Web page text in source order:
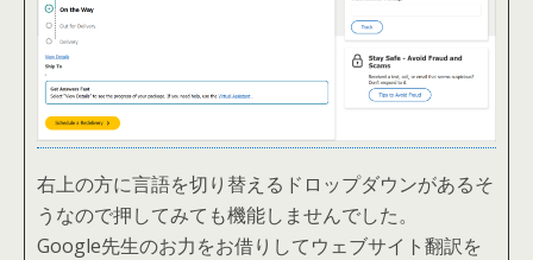
右上の方に言語を切り替えるドロップダウンがあるそ
うなので押してみても機能しませんでした。
Google先生のお力をお借りしてウェブサイト翻訳を